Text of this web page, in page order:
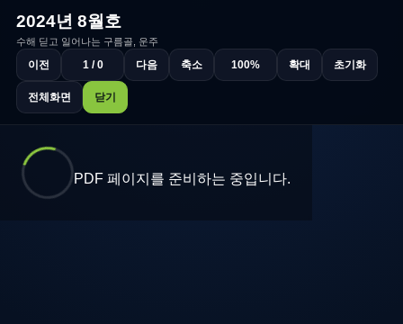
2024년 8월호
수해 딛고 일어나는 구름골, 운주
이전 1 / 0 다음 축소 100% 확대 초기화
전체화면 닫기
PDF 페이지를 준비하는 중입니다.